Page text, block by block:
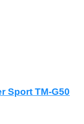
Sport TM-G50